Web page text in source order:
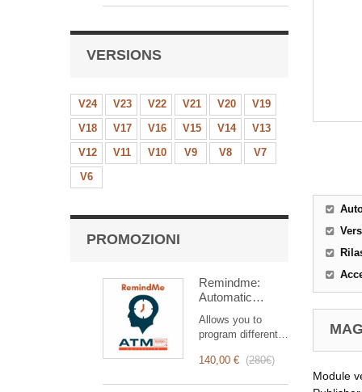
VERSIONS
V24 V23 V22 V21 V20
V19
V18
V17 V16 V15 V14
V13
V12
V11 V10 V9 V8
V7
V6
PROMOZIONI
Remindme:
Automatic
event,
notification)
Allows you to
program different
based on a trigger.
140,00 € (280€)
Module